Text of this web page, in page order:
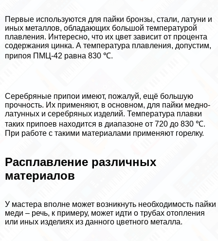
Первые используются для пайки бронзы, стали, латуни и
иных металлов, обладающих большой температурой
плавления. Интересно, что их цвет зависит от процента
содержания цинка. А температура плавления, допустим,
припоя ПМЦ-42 равна 830 ℃.
Серебряные припои имеют, пожалуй, ещё большую
прочность. Их применяют, в основном, для пайки медно-
латунных и серебряных изделий. Температура плавки
таких припоев находится в диапазоне от 720 до 830 ℃.
При работе с такими материалами применяют горелку.
Расплавление различных
материалов
У мастера вполне может возникнуть необходимость пайки
меди – речь, к примеру, может идти о трубах отопления
или иных изделиях из данного цветного металла.